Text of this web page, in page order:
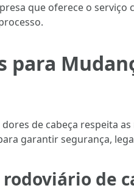
que oferece o serviço
para
de cabeça respeita
garantir segurança,
de